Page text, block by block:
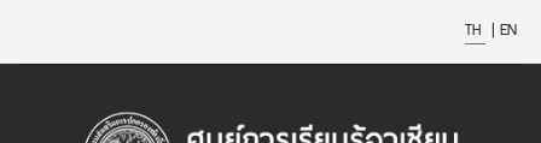
TH | EN